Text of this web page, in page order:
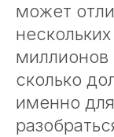
может
миллионов
сколько
именно